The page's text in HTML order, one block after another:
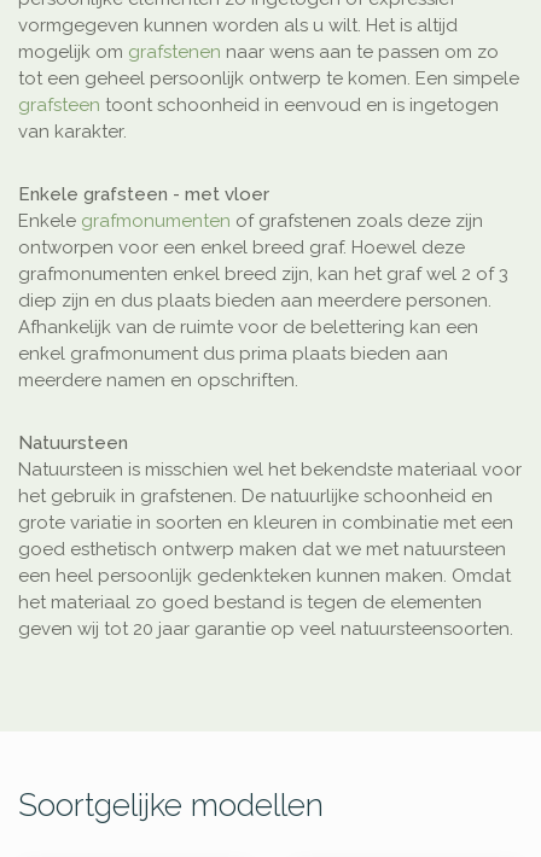
vormgegeven kunnen worden als u wilt. Het is altijd
mogelijk om grafstenen naar wens aan te passen om zo
tot een geheel persoonlijk ontwerp te komen. Een simpele
grafsteen toont schoonheid in eenvoud en is ingetogen
van karakter.
Enkele grafsteen - met vloer
Enkele grafmonumenten of grafstenen zoals deze zijn
ontworpen voor een enkel breed graf. Hoewel deze
grafmonumenten enkel breed zijn, kan het graf wel 2 of 3
diep zijn en dus plaats bieden aan meerdere personen.
Afhankelijk van de ruimte voor de belettering kan een
enkel grafmonument dus prima plaats bieden aan
meerdere namen en opschriften.
Natuursteen
Natuursteen is misschien wel het bekendste materiaal voor
het gebruik in grafstenen. De natuurlijke schoonheid en
grote variatie in soorten en kleuren in combinatie met een
goed esthetisch ontwerp maken dat we met natuursteen
een heel persoonlijk gedenkteken kunnen maken. Omdat
het materiaal zo goed bestand is tegen de elementen
geven wij tot 20 jaar garantie op veel natuursteensoorten.
Soortgelijke modellen